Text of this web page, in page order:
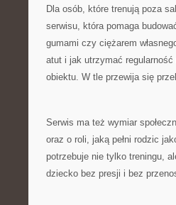
Dla osób, które trenują poza
serwisu, która pomaga
gumami czy ciężarem
atut i jak utrzymać
obiektu. W tle przewija się
Serwis ma też wymiar
oraz o roli, jaką pełni rodzic
potrzebuje nie tylko treningu,
dziecko bez presji i bez